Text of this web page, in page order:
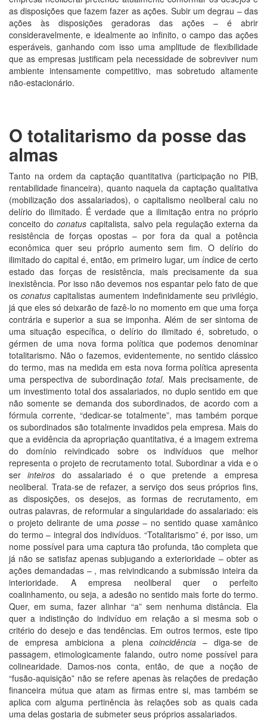
as disposições que fazem fazer as ações. Subir um degrau – das
ações às disposições geradoras das ações – é abrir
consideravelmente, e idealmente ao infinito, o campo das ações
esperáveis, ganhando com isso uma amplitude de flexibilidade
que as empresas justificam pela necessidade de sobreviver num
ambiente intensamente competitivo, mas sobretudo altamente
não-estacionário.
O totalitarismo da posse das
almas
Tanto na ordem da captação quantitativa (participação no PIB,
rentabilidade financeira), quanto naquela da captação qualitativa
(mobilização dos assalariados), o capitalismo neoliberal caiu no
delírio do ilimitado. É verdade que a ilimitação entra no próprio
conceito doconatus capitalista, salvo pela regulação externa da
resistência de forças opostas – por fora da qual a potência
econômica quer seu próprio aumento sem fim. O delírio do
ilimitado do capital é, então, em primeiro lugar, um índice de certo
estado das forças de resistência, mais precisamente da sua
inexistência. Por isso não devemos nos espantar pelo fato de que
osconatus capitalistas aumentem indefinidamente seu privilégio,
já que eles só deixarão de fazê-lo no momento em que uma força
contrária e superior a sua se imponha. Além de ser sintoma de
uma situação específica, o delírio do ilimitado é, sobretudo, o
gérmen de uma nova forma política que podemos denominar
totalitarismo. Não o fazemos, evidentemente, no sentido clássico
do termo, mas na medida em esta nova forma política apresenta
uma perspectiva de subordinaçãototal. Mais precisamente, de
um investimento total dos assalariados, no duplo sentido em que
não somente se demanda dos subordinados, de acordo com a
fórmula corrente, “dedicar-se totalmente”, mas também porque
os subordinados são totalmente invadidos pela empresa. Mais do
que a evidência da apropriação quantitativa, é a imagem extrema
do domínio reivindicado sobre os indivíduos que melhor
representa o projeto de recrutamento total. Subordinar a vida e o
serinteiros do assalariado é o que pretende a empresa
neoliberal. Trata-se de refazer, a serviço dos seus próprios fins,
as disposições, os desejos, as formas de recrutamento, em
outras palavras, de reformular a singularidade do assalariado: eis
o projeto delirante de uma posse– no sentido quase xamânico
do termo – integral dos indivíduos. “Totalitarismo” é, por isso, um
nome possível para uma captura tão profunda, tão completa que
já não se satisfaz apenas subjugando a exterioridade – obter as
ações demandadas – , mas reivindicando a submissão inteira da
interioridade. A empresa neoliberal quer o perfeito
coalinhamento, ou seja, a adesão no sentido mais forte do termo.
Quer, em suma, fazer alinhar “a” sem nenhuma distância. Ela
quer a indistinção do indivíduo em relação a si mesma sob o
critério do desejo e das tendências. Em outros termos, este tipo
de empresa ambiciona a plena coincidência– diga-se de
passagem, etimologicamente falando, outro nome possível para
colinearidade. Damos-nos conta, então, de que a noção de
“fusão-aquisição” não se refere apenas às relações de predação
financeira mútua que atam as firmas entre si, mas também se
aplica com alguma pertinência às relações sob as quais cada
uma delas gostaria de submeter seus próprios assalariados.